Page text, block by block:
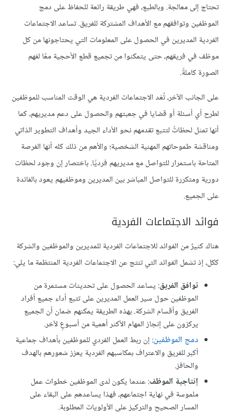
تحتاج إلى معالجة. وبالطبع، فهي طريقة رائعة للحفاظ على دمج
الموظفين وتوافقهم مع الأهداف المشتركة للفريق. تساعد الاجتماعات
الفردية المديرين في الحصول على المعلومات التي يحتاجونها من كل
موظف في فريقهم، حتى يتمكنوا من تجميع قطع الأحجية معًا لفهم
الصورة كاملةً.
على الجانب الآخر، تُعَد الاجتماعات الفردية هي الوقت المناسب للموظفين
لطرح أي أسئلة أو قضايا في جعبتهم والحصول على دعم مديريهم، كما
أنها تمثل لحظاتً لتتبع تقدمهم نحو الأداء الجيد وأهداف التطوير الذاتي
ومناقشة طموحاتهم المهنية الشخصية؛ والأهم من ذلك كله أنها الفرصة
المتاحة باستمرار للتواصل مع مديريهم فرديًا. باختصار إن وجود لحظات
دورية ومتكررة للتواصل المباشر بين المديرين وموظفيهم يعود بالفائدة
على الجميع.
فوائد الاجتماعات الفردية
هناك كثيرٌ من الفوائد للاجتماعات الفردية للمديرين والموظفين والشركة
ككل، إذ تشمل الفوائد التي تنتج عن الاجتماعات الفردية المنتظمة ما يلي:
توافق الفريق: يساعد الحصول على تحديثات مستمرة من
الموظفين حول سير العمل المديرين على تتبع أداء جميع أفراد
الفريق وأقسام الشركة. بهذه الطريقة يمكنهم ضمان أن الجميع
يركزون على إنجاز المهام الأكثر أهمية من أسبوعٍ لآخر.
دمج الموظفين: إن ربط العمل الفردي للموظفين بأهداف جماعية
أكبر للفريق والاعتراف بمكاسبهم الفردية يعزز شعورهم بالهدف
والحافز.
إنتاجية الموظف: عندما يكون لدى الموظفين خطوات عمل
ملموسة في نهاية اجتماعهم، فهذا يساعدهم على البقاء على
المسار الصحيح والتركيز على الأولويات المطلوبة.